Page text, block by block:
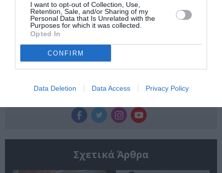
I want to opt-out of Collection, Use,
Retention, Sale, and/or Sharing of my
Personal Data that Is Unrelated with the
Purposes for which it was collected.
Opted In
CONFIRM
Data Deletion Data Access Privacy Policy
Newsletter
Κάθε βδομάδα στο e-mail σας τα τελευταία νέα για
την Τέχνη και τον Πολιτισμό!
Σχετικά Άρθρα